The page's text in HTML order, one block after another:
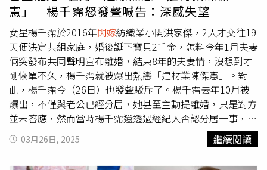
大器看到李燕心情不好會主動靠上前，像是安慰媽媽一樣。
（圖／侯世駿攝）不過這段「育兒」之路也不是零煩惱。大
器長期飽受皮膚問題困擾，曾因治療用藥吃類固醇出現副作
用。李燕回憶，一向守規矩的大器，有次竟在家裡隨地便
溺，讓她罕見動怒，但事後李燕從監視器發現，大器其實是
在睡夢中不小心漏尿，一醒來的第一個反應，竟是回頭看媽
媽有沒有發現。經過醫師調整用藥，李燕也加強照護環境，
家中全天候開著除濕機、每周更換枕頭與棉被，才慢慢改善
了大器的膚況。雖然養大器算省心，但愛犬的皮膚問題一度
讓李燕很傷腦筋。（圖／侯世駿攝）為了幫助大器調養體
質，原本完全不下廚的李燕也甘願「洗手作羹湯」，親自張
羅狗狗的三餐，「我前段時間不給牠吃飼料，水煮蔬菜、雞
憲」 楊千霈怒發聲喊告：深感失望
女星楊千霈於2016年閃嫁紡織業小開洪家傑，2人才交往19
天便決定共組家庭，婚後誕下寶貝2千金，怎料今年1月夫妻
倆突發布共同聲明宣布離婚，結束8年的夫妻情，沒想到才
剛恢單不久，楊千霈就被爆出熱戀「建材業陳傑憲」。對
此，楊千霈今（26日）也發聲駁斥了。楊千霈去年10月被
爆出，不僅與老公已經分居，她甚至主動提離婚，只是對方
並未答應，然而當時楊千霈還透過經紀人否認分居一事，直
呼夫妻倆「一切都很正常」，只是事隔短短3個月，楊千霈
突發布離婚聲明，公開證實夫妻關係已於「去年」結束。宣
布投入單身市場才2個月，楊千霈身邊疑似又有新對象，根
03月26日, 2025 繼續閱讀